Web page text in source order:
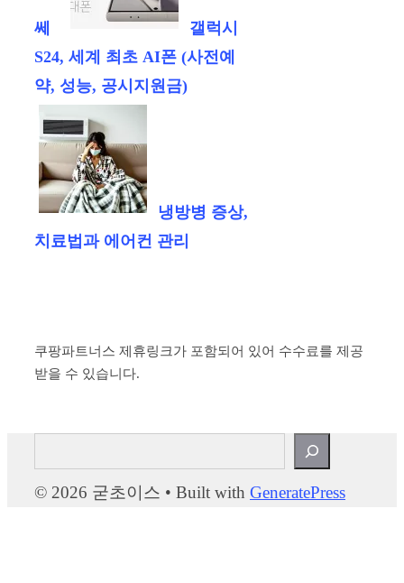
쎄
갤럭시
S24, 세계 최초 AI폰 (사전예
약, 성능, 공시지원금)
냉방병 증상,
치료법과 에어컨 관리
쿠팡파트너스 제휴링크가 포함되어 있어 수수료를 제공
받을 수 있습니다.
색
© 2026 굳초이스 • Built with GeneratePress